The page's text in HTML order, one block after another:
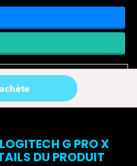
produit est disponible
G PRO X
DU PRODUIT